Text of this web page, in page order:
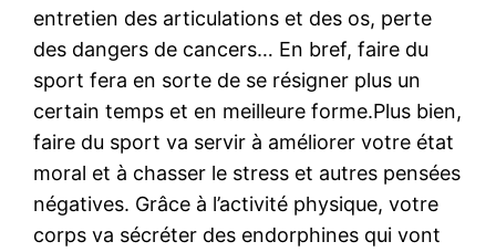
entretien des articulations et des os, perte
des dangers de cancers… En bref, faire du
sport fera en sorte de se résigner plus un
certain temps et en meilleure forme.Plus bien,
faire du sport va servir à améliorer votre état
moral et à chasser le stress et autres pensées
négatives. Grâce à l’activité physique, votre
corps va sécréter des endorphines qui vont